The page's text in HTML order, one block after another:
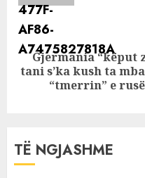
Next
Gjermania “këput
tani s’ka kush ta
“tmerrin” e
TË NGJASHME